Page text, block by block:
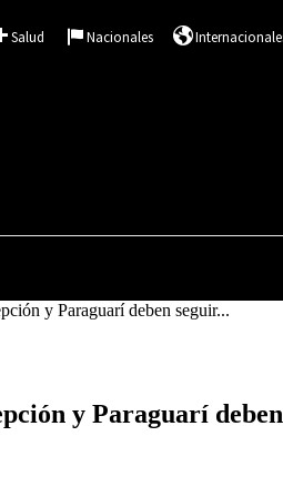
Salud Nacionales
y Paraguarí deben seguir...
y Paraguarí